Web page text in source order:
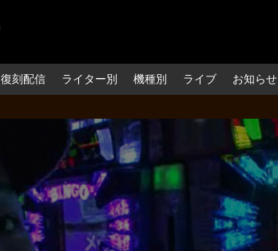
復刻配信 ライター別 機種別 ライブ お知らせ